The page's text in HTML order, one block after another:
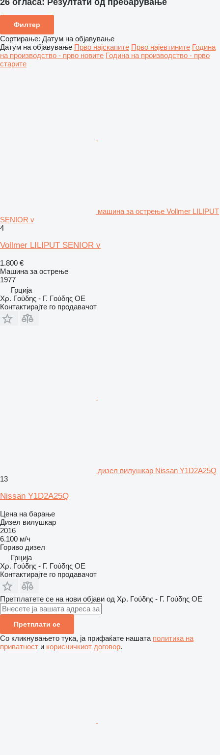
26 огласа: Резултати од пребарување
Филтер
Сортирање: Датум на објавување
Датум на објавување Прво најскапите Прво најевтините Година
на производство - прво новите Година на производство - прво
старите
машина за острење Vollmer LILIPUT
SENIOR v
4
Vollmer LILIPUT SENIOR v
1.800 €
Машина за острење
1977
Грција
Χρ. Γούδης - Γ. Γούδης ΟΕ
Контактирајте го продавачот
дизел вилушкар Nissan Y1D2A25Q
13
Nissan Y1D2A25Q
Цена на барање
Дизел вилушкар
2016
6.100 м/ч
Гориво дизел
Грција
Χρ. Γούδης - Γ. Γούδης ΟΕ
Контактирајте го продавачот
Претплатете се на нови објави од Χρ. Γούδης - Γ. Γούδης ΟΕ
Претплати се
Со кликнувањето тука, ја прифаќате нашата политика на
приватност и корисничкиот договор.